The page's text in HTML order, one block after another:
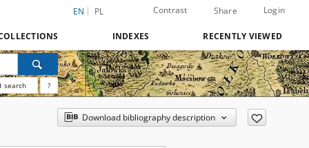
EN PL Contrast Share Login
INDEXES RECENTLY VIEWED
search ?
Download bibliography description